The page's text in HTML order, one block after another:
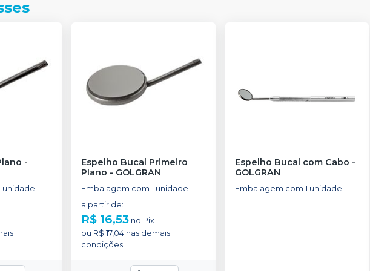
-
unidade
Espelho Bucal Primeiro
Plano - GOLGRAN
Embalagem com 1 unidade
a partir de:
R$ 16,53 no Pix
ou R$ 17,04 nas demais
condições
Espelho Bucal com Cabo -
GOLGRAN
Embalagem com 1 unidade